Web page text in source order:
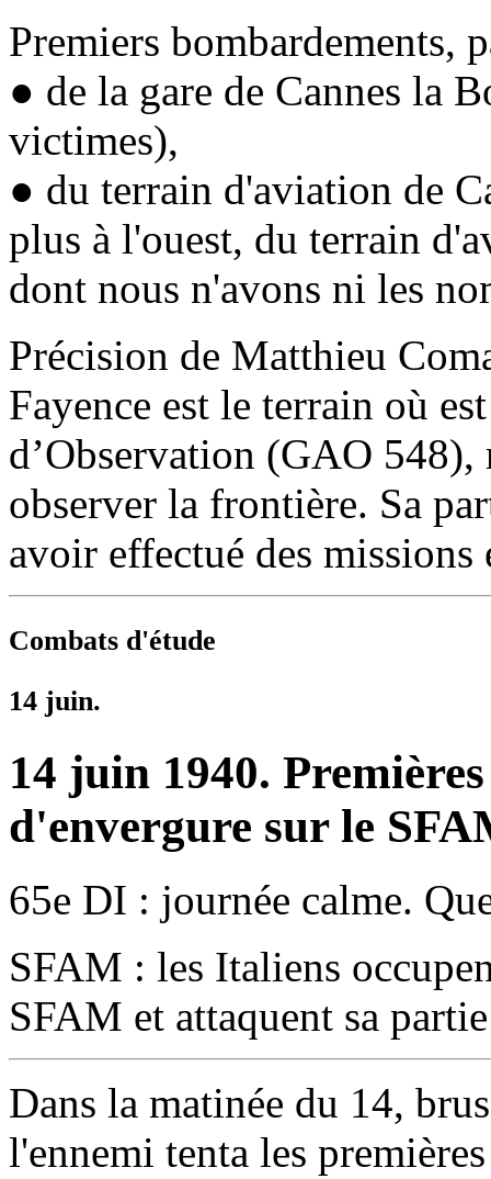
Premiers bombardements,
● de la gare de Cannes la
victimes),
● du terrain d'aviation de
plus à l'ouest, du terrain
dont nous n'avons ni les
Précision de Matthieu
Fayence est le terrain où
d’Observation (GAO
observer la frontière. Sa
avoir effectué des missions
Combats d'étude
14 juin.
14 juin 1940.
d'envergure sur le
65e DI : journée calme.
SFAM : les Italiens
SFAM et attaquent sa
Dans la matinée du 14,
l'ennemi tenta les